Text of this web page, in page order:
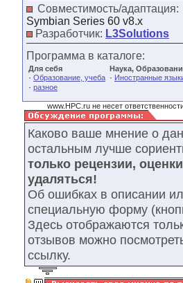
Совместимость/
Symbian Series 60 v8.x
Разработчик: L3Solutions
Программа в каталоге:
Для себя
· Образование, учеба
· разное
Наука,
· Иностранные
www.HPC.ru не несет
Каково ваше мнение о
остальным лучше
только рецензии,
удаляться!
Об ошибках в описании
специальную форму
Здесь отображаются
отзывов можно
ссылку.